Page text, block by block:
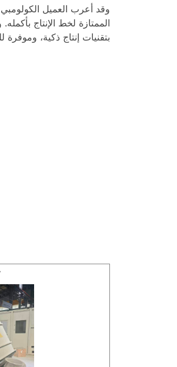
وقد أعرب العميل الكولومبي
الممتازة لخط الإنتاج
بتقنيات إنتاج ذكية، وموفرة